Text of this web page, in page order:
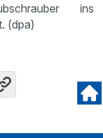
ins
(dpa)